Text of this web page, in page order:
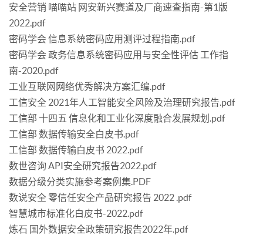
安全营销 喵喵站 网安新兴赛道及厂商速查指南-第1版
2022.pdf
密码学会 信息系统密码应用测评过程指南.pdf
密码学会 政务信息系统密码应用与安全性评估 工作指
南-2020.pdf
工业互联网网络优秀解决方案汇编.pdf
工信安全 2021年人工智能安全风险及治理研究报告.pdf
工信部 十四五 信息化和工业化深度融合发展规划.pdf
工信部 数据传输安全白皮书.pdf
工信部 数据传输白皮书 2022.pdf
数世咨询 API安全研究报告2022.pdf
数据分级分类实施参考案例集.PDF
数说安全 零信任安全产品研究报告 2022 .pdf
智慧城市标准化白皮书-2022.pdf
炼石 国外数据安全政策研究报告2022年.pdf